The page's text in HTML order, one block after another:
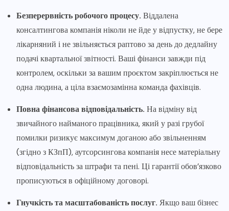
Безперервність робочого процесу. Віддалена
консалтингова компанія ніколи не йде у відпустку, не бере
лікарняний і не звільняється раптово за день до дедлайну
подачі квартальної звітності. Ваші фінанси завжди під
контролем, оскільки за вашим проєктом закріплюється не
одна людина, а ціла взаємозамінна команда фахівців.
Повна фінансова відповідальність. На відміну від
звичайного найманого працівника, який у разі грубої
помилки ризикує максимум доганою або звільненням
(згідно з КЗпП), аутсорсингова компанія несе матеріальну
відповідальність за штрафи та пені. Ці гарантії обов’язково
прописуються в офіційному договорі.
Гнучкість та масштабованість послуг. Якщо ваш бізнес